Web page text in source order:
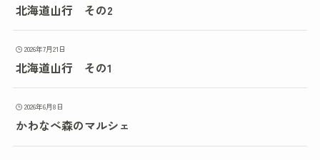
北海道山行 その2
2026年7月21日
北海道山行 その1
2026年6月8日
かわなべ森のマルシェ